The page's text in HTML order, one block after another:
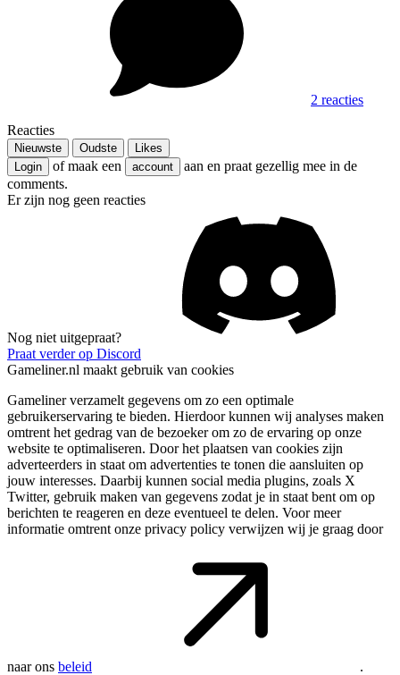
2 reacties
Reacties
Nieuwste Oudste
Likes
Login
of maak een account
aan en praat gezellig mee in de
comments.
Er zijn nog geen reacties
Nog niet uitgepraat?
Praat verder op Discord
Gameliner.nl maakt gebruik van cookies
Gameliner verzamelt gegevens om zo een optimale
gebruikerservaring te bieden. Hierdoor kunnen wij analyses maken
omtrent het gedrag van de bezoeker om zo de ervaring op onze
website te optimaliseren. Door het plaatsen van cookies zijn
adverteerders in staat om advertenties te tonen die aansluiten op
jouw interesses. Daarbij kunnen social media plugins, zoals X
Twitter, gebruik maken van gegevens zodat je in staat bent om op
berichten te reageren en deze eventueel te delen. Voor meer
informatie omtrent onze privacy policy verwijzen wij je graag door
naar ons beleid .